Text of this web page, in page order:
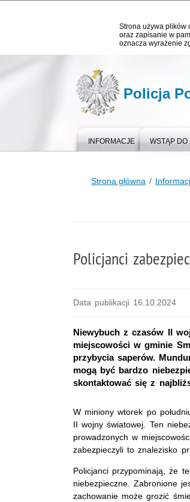
Strona używa plików
oraz zapisanie w
oznacza wyrażenie
Policja
INFORMACJE WSTĄP DO
Strona główna
Policjanci
Data publikacji 16.10.2024
Niewybuch z czasów II
miejscowości w gminie
przybycia saperów.
mogą być bardzo
skontaktować się z
W miniony wtorek po
II wojny światowej. Ten
prowadzonych w
zabezpieczyli to znalezisko
Policjanci przypominają, że
niebezpieczne. Zabronione
zachowanie może grozić